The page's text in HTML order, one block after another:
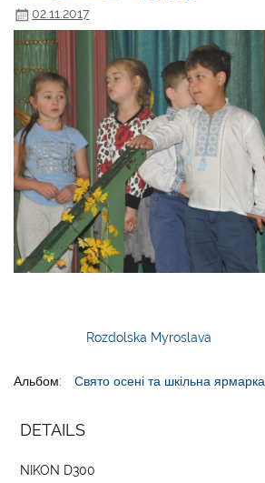
02.11.2017
Rozdolska Myroslava
Альбом: Свято осені та шкільна ярмарка
DETAILS
NIKON D300